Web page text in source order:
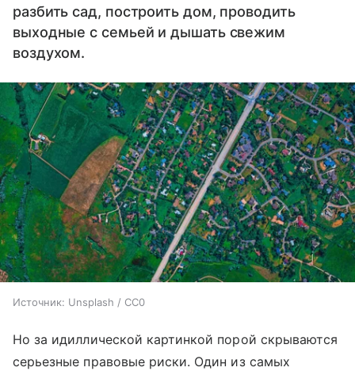
разбить сад, построить дом, проводить
выходные с семьей и дышать свежим
воздухом.
Источник: Unsplash / CC0
Но за идиллической картинкой порой скрываются
серьезные правовые риски. Один из самых